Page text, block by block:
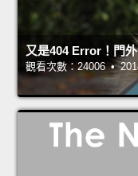
又是404 Error！門
觀看次數：24006 •